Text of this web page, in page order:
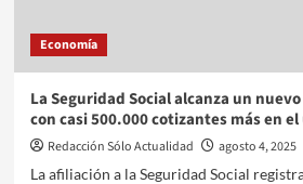
Economía
La Seguridad Social alcanza un
con casi 500.000 cotizantes más en
Redacción Sólo Actualidad agosto 4, 2025
La afiliación a la Seguridad Social